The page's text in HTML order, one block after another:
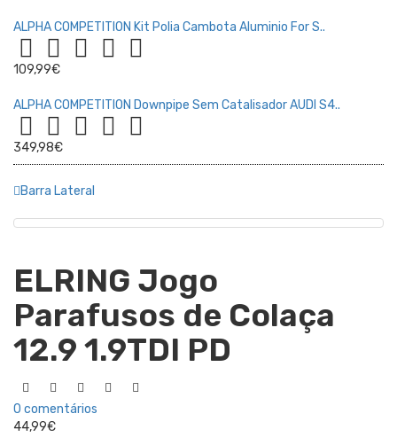
ALPHA COMPETITION Kit Polia Cambota Aluminio For S..
109,99€
ALPHA COMPETITION Downpipe Sem Catalisador AUDI S4..
349,98€
Barra Lateral
ELRING Jogo
Parafusos de Colaça
12.9 1.9TDI PD
0 comentários
44,99€